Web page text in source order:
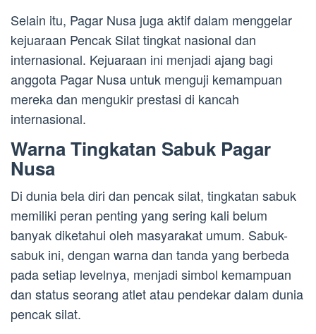
Selain itu, Pagar Nusa juga aktif dalam menggelar
kejuaraan Pencak Silat tingkat nasional dan
internasional. Kejuaraan ini menjadi ajang bagi
anggota Pagar Nusa untuk menguji kemampuan
mereka dan mengukir prestasi di kancah
internasional.
Warna Tingkatan Sabuk Pagar
Nusa
Di dunia bela diri dan pencak silat, tingkatan sabuk
memiliki peran penting yang sering kali belum
banyak diketahui oleh masyarakat umum. Sabuk-
sabuk ini, dengan warna dan tanda yang berbeda
pada setiap levelnya, menjadi simbol kemampuan
dan status seorang atlet atau pendekar dalam dunia
pencak silat.